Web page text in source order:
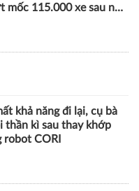
mốc 115.000 xe sau nửa
khả năng đi lại, cụ bà
thần kì sau thay khớp
robot CORI